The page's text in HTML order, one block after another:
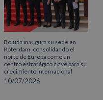
Boluda inaugura su sede en
Róterdam, consolidando el
norte de Europa como un
centro estratégico clave para su
crecimiento internacional
10/07/2026